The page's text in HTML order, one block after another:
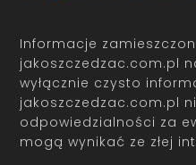
Informacje
jakoszczedzac.com.pl
wyłącznie czysto
jakoszczedzac.com.pl
odpowiedzialności za
mogą wynikać ze złej